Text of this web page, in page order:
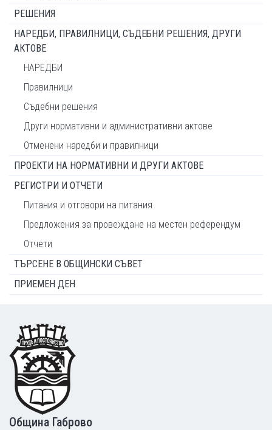
РЕШЕНИЯ
НАРЕДБИ, ПРАВИЛНИЦИ, СЪДЕБНИ РЕШЕНИЯ, ДРУГИ
АКТОВЕ
НАРЕДБИ
Правилници
Съдебни решения
Други нормативни и административни актове
Отменени наредби и правилници
ПРОЕКТИ НА НОРМАТИВНИ И ДРУГИ АКТОВЕ
РЕГИСТРИ И ОТЧЕТИ
Питания и отговори на питания
Предложения за провеждане на местен референдум
Отчети
ТЪРСЕНЕ В ОБЩИНСКИ СЪВЕТ
ПРИЕМЕН ДЕН
Footer
Община Габрово